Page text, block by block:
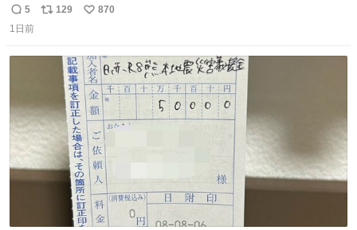
でない日本の夏 どうか早急に飼育の環境を見直して 動物の
命を護ってください…と 治療中のライオンが助かりますよ
動物公園にて 残念ながら個体の識別は出来ません
返
信
5
リ
129
い
数
870
1日前